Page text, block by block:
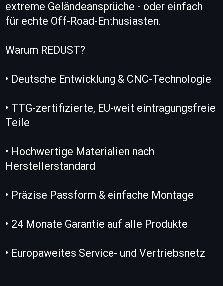
extreme Geländeansprüche - oder einfach
für echte Off-Road-Enthusiasten.
Warum REDUST?
• Deutsche Entwicklung & CNC-Technologie
• TTG-zertifizierte, EU-weit eintragungsfreie
Teile
• Hochwertige Materialien nach
Herstellerstandard
• Präzise Passform & einfache Montage
• 24 Monate Garantie auf alle Produkte
• Europaweites Service- und Vertriebsnetz